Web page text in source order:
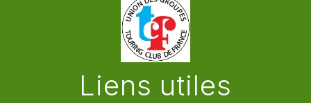
Liens utiles